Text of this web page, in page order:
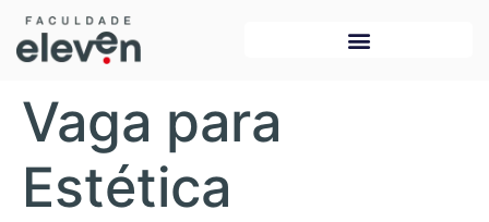
Vaga para
Estética